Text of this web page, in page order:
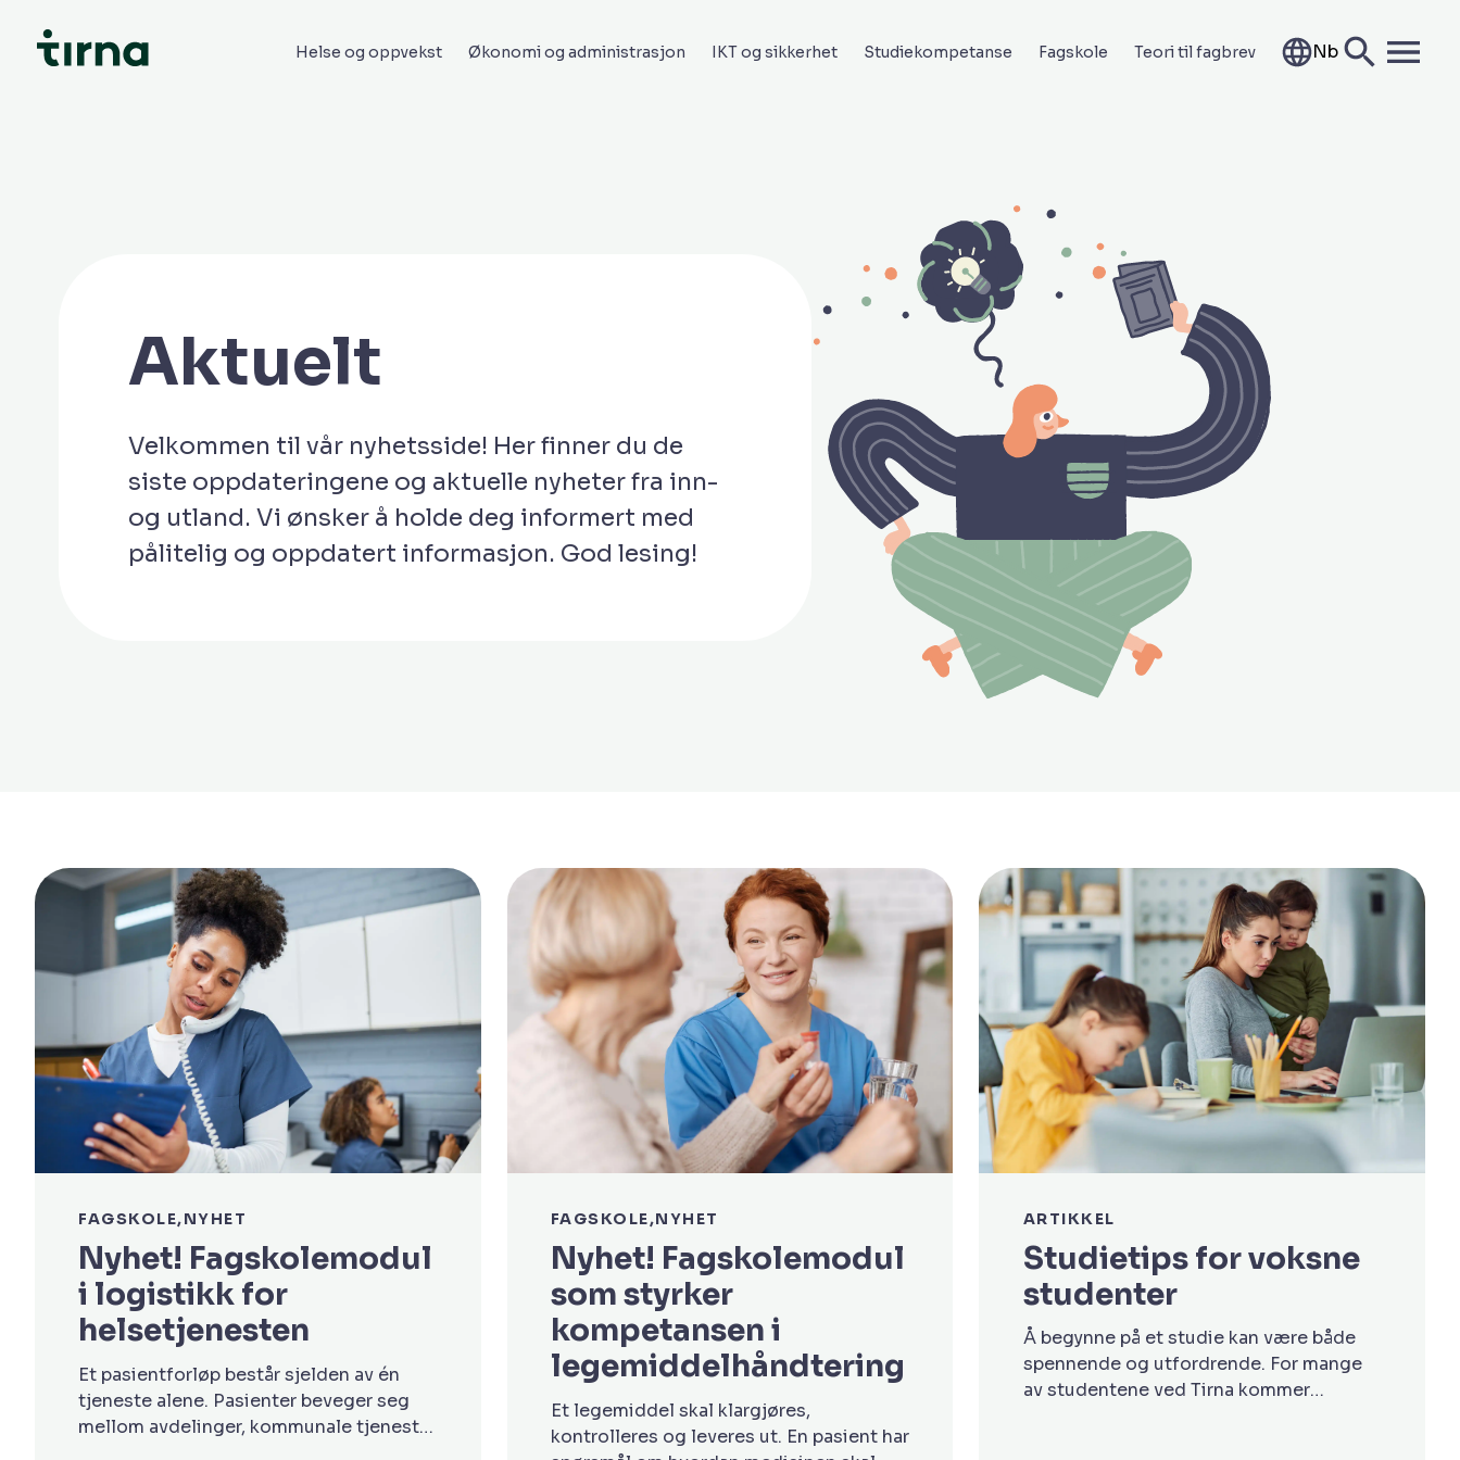
Helse og oppvekst Økonomi og administrasjon IKT og sikkerhet Studiekompetanse Fagskole Teori til fagbrev Nb
Aktuelt
Velkommen til vår nyhetsside! Her finner du de
siste oppdateringene og aktuelle nyheter fra inn-
og utland. Vi ønsker å holde deg informert med
pålitelig og oppdatert informasjon. God lesing!
FAGSKOLE NYHET
Nyhet! Fagskolemodul
i logistikk for
helsetjenesten
Et pasientforløp består sjelden av én
tjeneste alene. Pasienter beveger seg
mellom avdelinger, kommunale tjenester
FAGSKOLE NYHET
Nyhet! Fagskolemodul
som styrker
kompetansen i
legemiddelhåndtering
Et legemiddel skal klargjøres,
kontrolleres og leveres ut. En pasient har
ARTIKKEL
Studietips for voksne
studenter
Å begynne på et studie kan være både
spennende og utfordrende. For mange
av studentene ved Tirna kommer